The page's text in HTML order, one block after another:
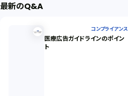
最新のQ&A
コンプライアンス
医療広告ガイドラインのポイン
ト